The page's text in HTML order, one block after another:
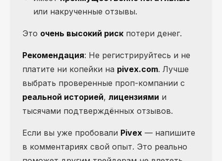
или накрученные отзывы.
Это очень высокий риск потери денег.
Рекомендация: Не регистрируйтесь и не
платите ни копейки на pivex.com. Лучше
выбрать проверенные проп-компании с
реальной историей, лицензиями и
тысячами подтверждённых отзывов.
Если вы уже пробовали Pivex — напишите
в комментариях свой опыт. Это реально